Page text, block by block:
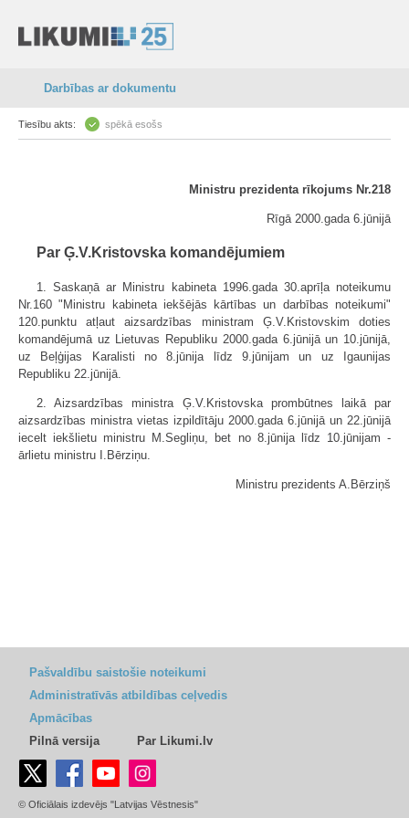
Darbības ar dokumentu
Tiesību akts: spēkā esošs
Ministru prezidenta rīkojums Nr.218
Rīgā 2000.gada 6.jūnijā
Par Ģ.V.Kristovska komandējumiem
1. Saskaņā ar Ministru kabineta 1996.gada 30.aprīļa noteikumu
Nr.160 "Ministru kabineta iekšējās kārtības un darbības noteikumi"
120.punktu atļaut aizsardzības ministram Ģ.V.Kristovskim doties
komandējumā uz Lietuvas Republiku 2000.gada 6.jūnijā un 10.jūnijā,
uz Beļģijas Karalisti no 8.jūnija līdz 9.jūnijam un uz Igaunijas
Republiku 22.jūnijā.
2. Aizsardzības ministra Ģ.V.Kristovska prombūtnes laikā par
aizsardzības ministra vietas izpildītāju 2000.gada 6.jūnijā un 22.jūnijā
iecelt iekšlietu ministru M.Segliņu, bet no 8.jūnija līdz 10.jūnijam -
ārlietu ministru I.Bērziņu.
Ministru prezidents A.Bērziņš
Pašvaldību saistošie noteikumi
Administratīvās atbildības ceļvedis
Apmācības
Pilnā versija
Par Likumi.lv
© Oficiālais izdevējs "Latvijas Vēstnesis"